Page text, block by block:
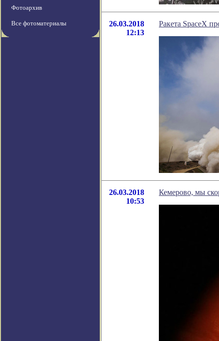
Фотоархив
Все фотоматериалы
26.03.2018
12:13
Ракета SpaceX
26.03.2018
10:53
Кемерово, мы